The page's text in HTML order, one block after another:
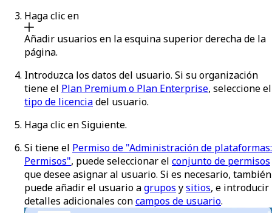
Haga clic en
Añadir usuarios en la esquina superior derecha de la
página.
Introduzca los datos del usuario. Si su organización
tiene el Plan Premium o Plan Enterprise, seleccione el
tipo de licenciadel usuario.
Haga clic enSiguiente.
Si tiene el Permiso de "Administración de plataformas:
Permisos", puede seleccionar el conjunto de permisos
que desee asignar al usuario. Si es necesario, también
puede añadir el usuario agrupos ysitios, e introducir
detalles adicionales concampos de usuario.